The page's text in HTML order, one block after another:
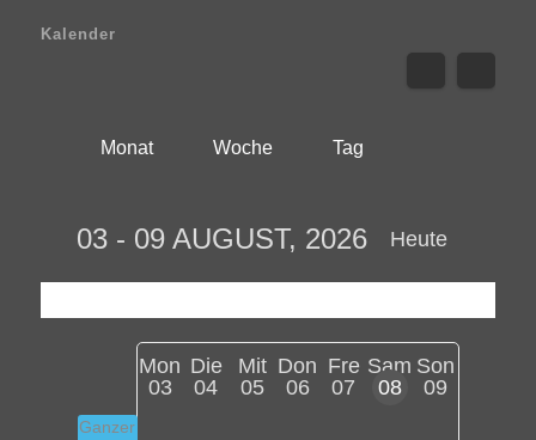
Kalender
Monat Woche Tag
Heute
03 - 09 AUGUST, 2026
Mon
03
Die
04
Mit
05
Don
06
Fre
07
Sam
08
Son
09
Ganzer